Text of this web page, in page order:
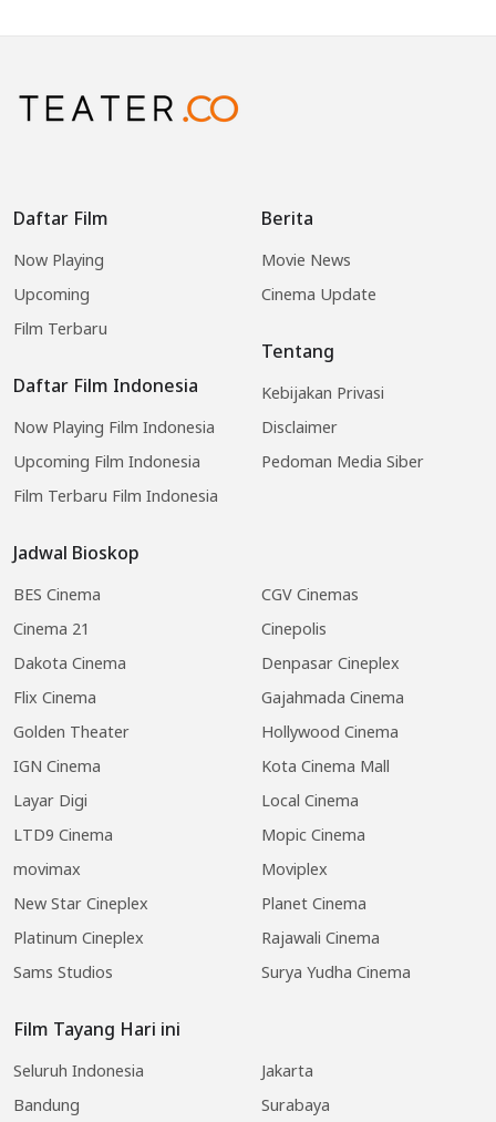
Daftar Film
Now Playing
Upcoming
Film Terbaru
Daftar Film Indonesia
Now Playing Film Indonesia
Upcoming Film Indonesia
Film Terbaru Film Indonesia
Jadwal Bioskop
BES Cinema
CGV Cinemas
Cinema 21
Cinepolis
Dakota Cinema
Denpasar Cineplex
Flix Cinema
Gajahmada Cinema
Golden Theater
Hollywood Cinema
IGN Cinema
Kota Cinema Mall
Layar Digi
Local Cinema
LTD9 Cinema
Mopic Cinema
movimax
Moviplex
New Star Cineplex
Planet Cinema
Platinum Cineplex
Rajawali Cinema
Sams Studios
Surya Yudha Cinema
Film Tayang Hari ini
Seluruh Indonesia
Jakarta
Bandung
Surabaya
Berita
Movie News
Cinema Update
Tentang
Kebijakan Privasi
Disclaimer
Pedoman Media Siber